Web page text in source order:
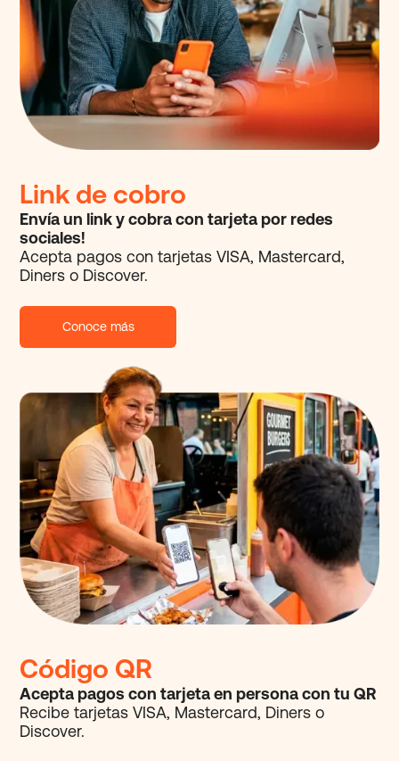
Link de cobro
Envía un link y cobra con tarjeta por redes
sociales!
Acepta pagos con tarjetas VISA, Mastercard,
Diners o Discover.
Conoce más
Código QR
Acepta pagos con tarjeta en persona con tu QR
Recibe tarjetas VISA, Mastercard, Diners o
Discover.